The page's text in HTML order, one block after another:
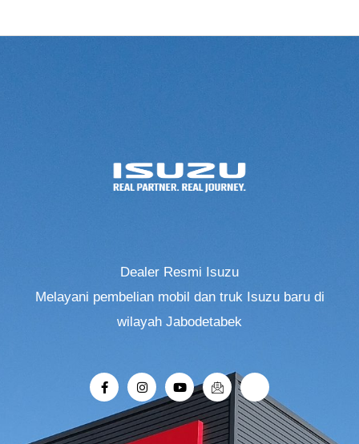
Dealer Resmi Isuzu
Melayani pembelian mobil dan truk Isuzu baru di
wilayah Jabodetabek
F
a
e
b
I
n
s
t
a
Y
o
u
t
I
c
o
n
-
i
-
r
o